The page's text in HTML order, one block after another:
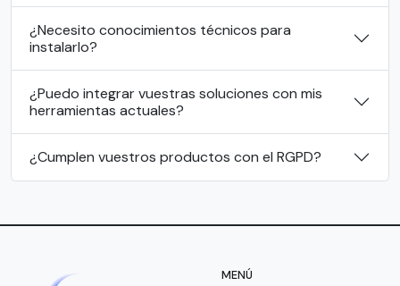
¿Necesito conocimientos técnicos para
instalarlo?
¿Puedo integrar vuestras soluciones con mis
herramientas actuales?
¿Cumplen vuestros productos con el RGPD?
MENÚ